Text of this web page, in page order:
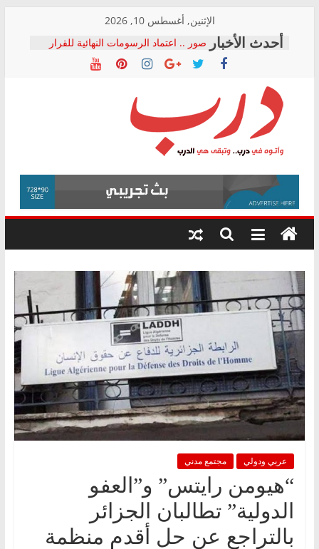
content
الإثنين, أغسطس 10, 2026
صور .. اعتماد الرسومات النهائية للقرار
الوزاري لمدينة الصحفيين.. وانتهاء أعمال
إنشاء المبنى الإداري
حرية تداول المعلومات للبرلمان خلال
الأسبوع الأخير لدور الانعقاد
نقيب الصحفيين يخاطب الوزراء
العام ضد مؤسسات تستغل المتدربين
حزب التحالف الشعبي يطلق لجنة “الحق
في الصحة” بالإسكندرية لرصد الانتهاكات
ودعم المرضى
درب
وأتوه
درب..
وتبقى
هي
عربي ودولي مجتمع مدني
“هيومن رايتس” و”العفو
الدولية” تطالبان الجزائر
بالتراجع عن حل أقدم منظمة